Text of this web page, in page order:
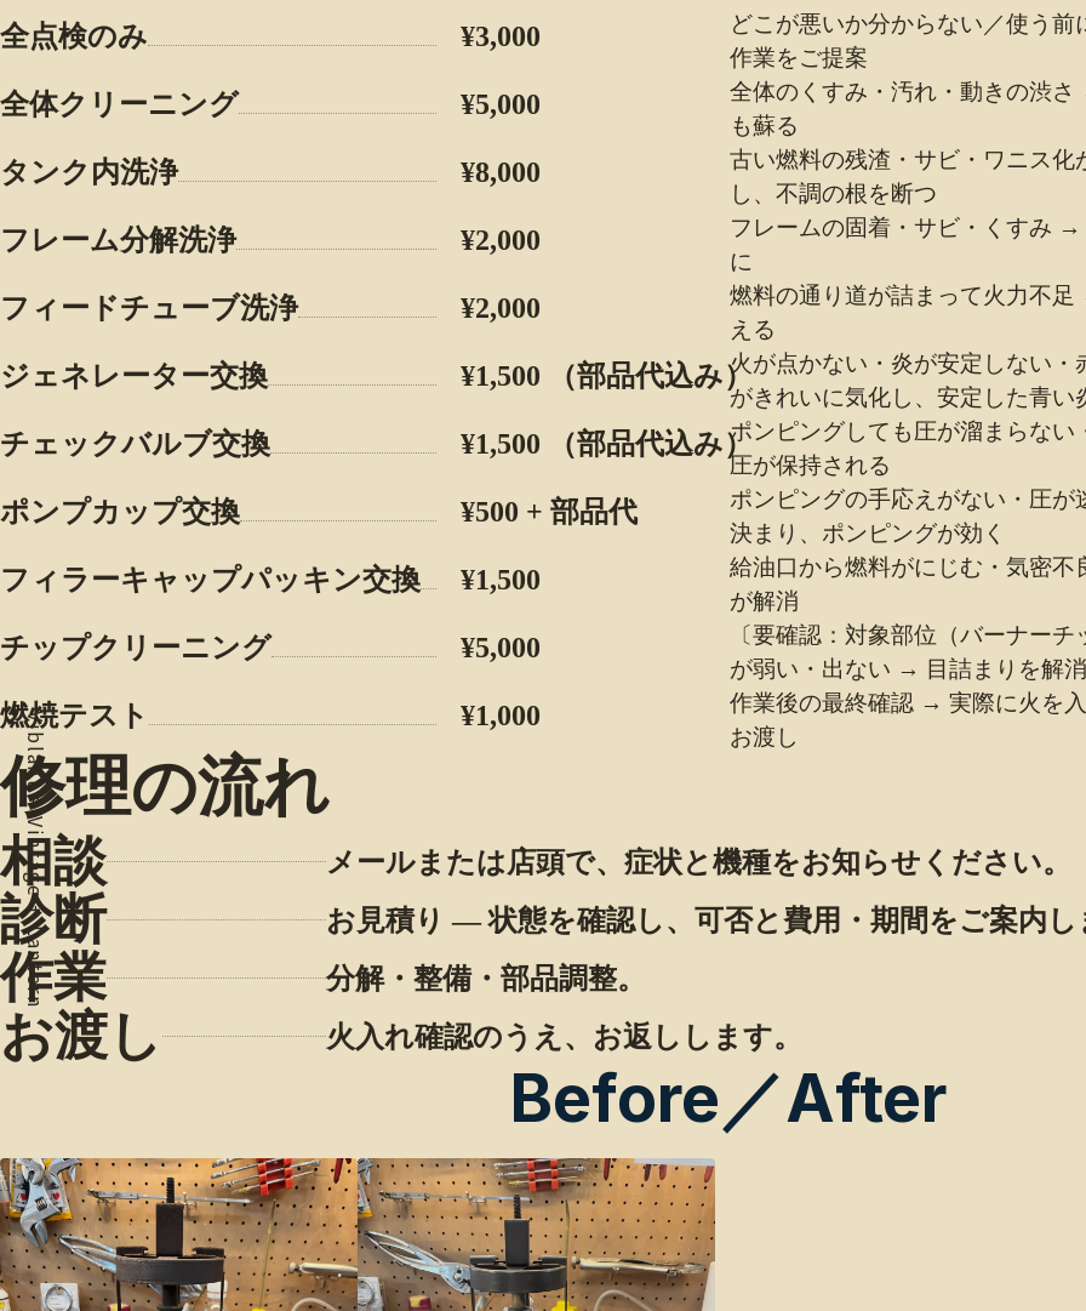
Viblant = Vintage + Lantern
全点検のみ ¥3,000
どこが悪いか分からない／使う
作業をご提案
全体クリーニング ¥5,000
全体のくすみ・汚れ・動きの渋
も蘇る
タンク内洗浄 ¥8,000
古い燃料の残渣・サビ・ワニス
し、不調の根を断つ
フレーム分解洗浄 ¥2,000
フレームの固着・サビ・くすみ
に
フィードチューブ洗浄 ¥2,000
燃料の通り道が詰まって火力不
える
ジェネレーター交換 ¥1,500 （部品代込み）火が点かない・炎が安定しない
がきれいに気化し、安定した青い
チェックバルブ交換 ¥1,500 （部品代込み）ポンピングしても圧が溜まらな
圧が保持される
ポンプカップ交換 ¥500 + 部品代
ポンピングの手応えがない・圧
決まり、ポンピングが効く
フィラーキャップパッキン交換 ¥1,500
給油口から燃料がにじむ・気密
が解消
チップクリーニング ¥5,000
〔要確認：対象部位（バーナー
が弱い・出ない → 目詰まりを解
燃焼テスト ¥1,000
作業後の最終確認 → 実際に火を
お渡し
修理の流れ
相談 メールまたは店頭で、症状と機種をお知らせください。
診断 お見積り — 状態を確認し、可否と費用・期間をご案内し
作業 分解・整備・部品調整。
お渡し 火入れ確認のうえ、お返しします。
Before／After